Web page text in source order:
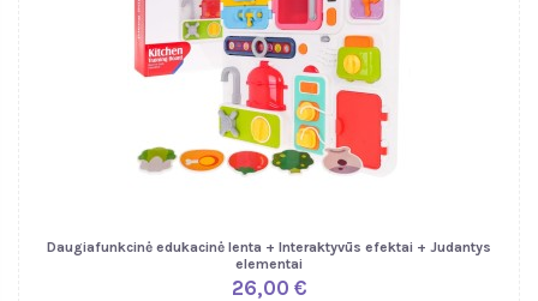
Daugiafunkcinė edukacinė lenta + Interaktyvūs efektai + Judantys
elementai
26,00 €